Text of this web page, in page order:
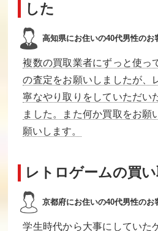
した
高知県にお住いの40代男性のお
複数の買取業者にずっと使っ
の査定をお願いしましたが、
寧なやり取りをしていただい
ました。また何か買取をお願
願いします。
レトロゲームの買
京都府にお住いの40代男性のお
学生時代から大事にしていた